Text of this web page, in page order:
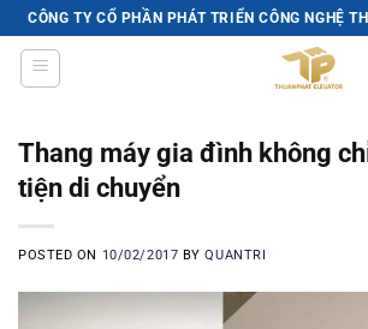
Skip
to
content
CÔNG TY CỔ PHẦN PHÁT TRIỂN CÔNG NGHỆ
Thang máy gia đình không
tiện di chuyển
POSTED ON 10/02/2017 BYQUANTRI